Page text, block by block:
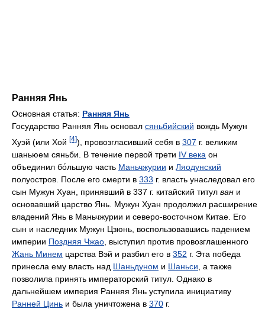
Ранняя Янь
Основная статья: Ранняя Янь
Государство Ранняя Янь основал сяньбийский вождь Мужун
Хуэй (или Хой [4]), провозгласивший себя в 307 г. великим
шаньюем сяньби. В течение первой трети IV века он
объединил бо́льшую часть Маньчжурии и Ляодунский
полуостров. После его смерти в 333 г. власть унаследовал его
сын Мужун Хуан, принявший в 337 г. китайский титул ван и
основавший царство Янь. Мужун Хуан продолжил расширение
владений Янь в Маньчжурии и северо-восточном Китае. Его
сын и наследник Мужун Цзюнь, воспользовавшись падением
империи Поздняя Чжао , выступил против провозглашенного
Жань Минем царства Вэй и разбил его в 352 г. Эта победа
принесла ему власть над Шаньдуном и Шаньси , а также
позволила принять императорский титул. Однако в
дальнейшем империя Ранняя Янь уступила инициативу
Ранней Цинь и была уничтожена в 370 г.